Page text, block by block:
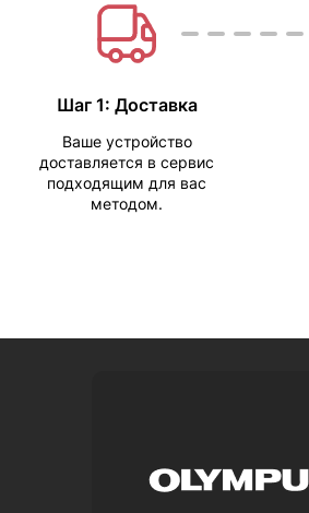
Шаг 1: Доставка
Ваше устройство
доставляется в сервис
подходящим для вас
методом.